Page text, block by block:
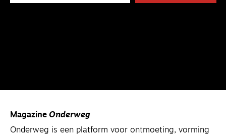
Magazine Onderweg
Onderweg is een platform voor ontmoeting, vorming